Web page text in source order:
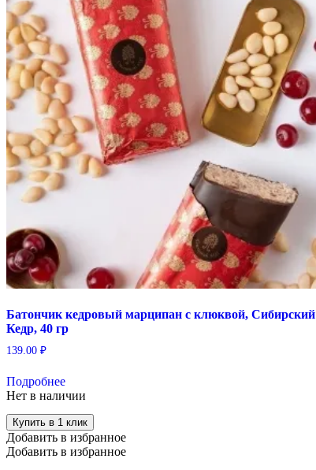
Батончик кедровый марципан с клюквой, Сибирский
Кедр, 40 гр
139.00 ₽
Подробнее
Нет в наличии
Купить в 1 клик
Добавить в избранное
Добавить в избранное